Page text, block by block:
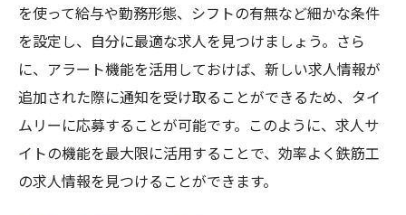
を使って給与や勤務形態、シフトの有無など細かな条件
を設定し、自分に最適な求人を見つけましょう。さら
に、アラート機能を活用しておけば、新しい求人情報が
追加された際に通知を受け取ることができるため、タイ
ムリーに応募することが可能です。このように、求人サ
イトの機能を最大限に活用することで、効率よく鉄筋工
の求人情報を見つけることができます。